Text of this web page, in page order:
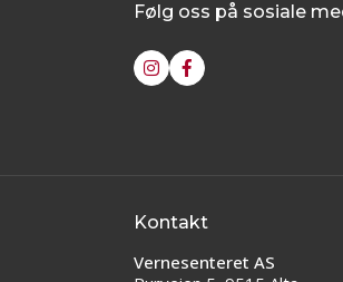
Følg oss på sosiale
Kontakt
Vernesenteret AS